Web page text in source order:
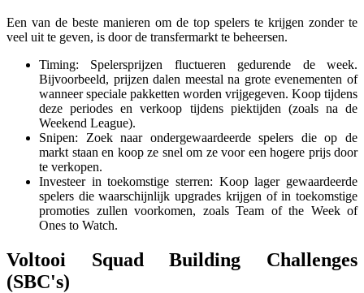
Een van de beste manieren om de top spelers te krijgen zonder te
veel uit te geven, is door de transfermarkt te beheersen.
Timing: Spelersprijzen fluctueren gedurende de week.
Bijvoorbeeld, prijzen dalen meestal na grote evenementen of
wanneer speciale pakketten worden vrijgegeven. Koop tijdens
deze periodes en verkoop tijdens piektijden (zoals na de
Weekend League).
Snipen: Zoek naar ondergewaardeerde spelers die op de
markt staan en koop ze snel om ze voor een hogere prijs door
te verkopen.
Investeer in toekomstige sterren: Koop lager gewaardeerde
spelers die waarschijnlijk upgrades krijgen of in toekomstige
promoties zullen voorkomen, zoals Team of the Week of
Ones to Watch.
Voltooi Squad Building Challenges
(SBC's)